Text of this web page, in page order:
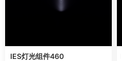
IES灯光组件460